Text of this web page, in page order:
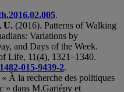
.
U. (2016). Patterns of Walking
Variations by
and Days of the Week.
Life, 11(4), 1321–1340.
015-9439-2.
À la recherche des politiques
» dans M.Gariépy et